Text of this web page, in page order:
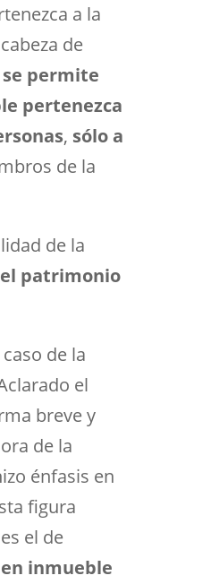
a la
de
se permite
pertenezca
, sólo a
de la
de la
patrimonio
de la
el
breve y
de la
énfasis en
figura
el de
inmueble